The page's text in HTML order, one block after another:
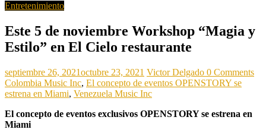
Entretenimiento
Este 5 de noviembre Workshop “Magia y
Estilo” en El Cielo restaurante
septiembre 26, 2021octubre 23, 2021 Victor Delgado 0 Comments
Colombia Music Inc, El concepto de eventos OPENSTORY se
estrena en Miami, Venezuela Music Inc
El concepto de eventos exclusivos OPENSTORY se estrena en
Miami